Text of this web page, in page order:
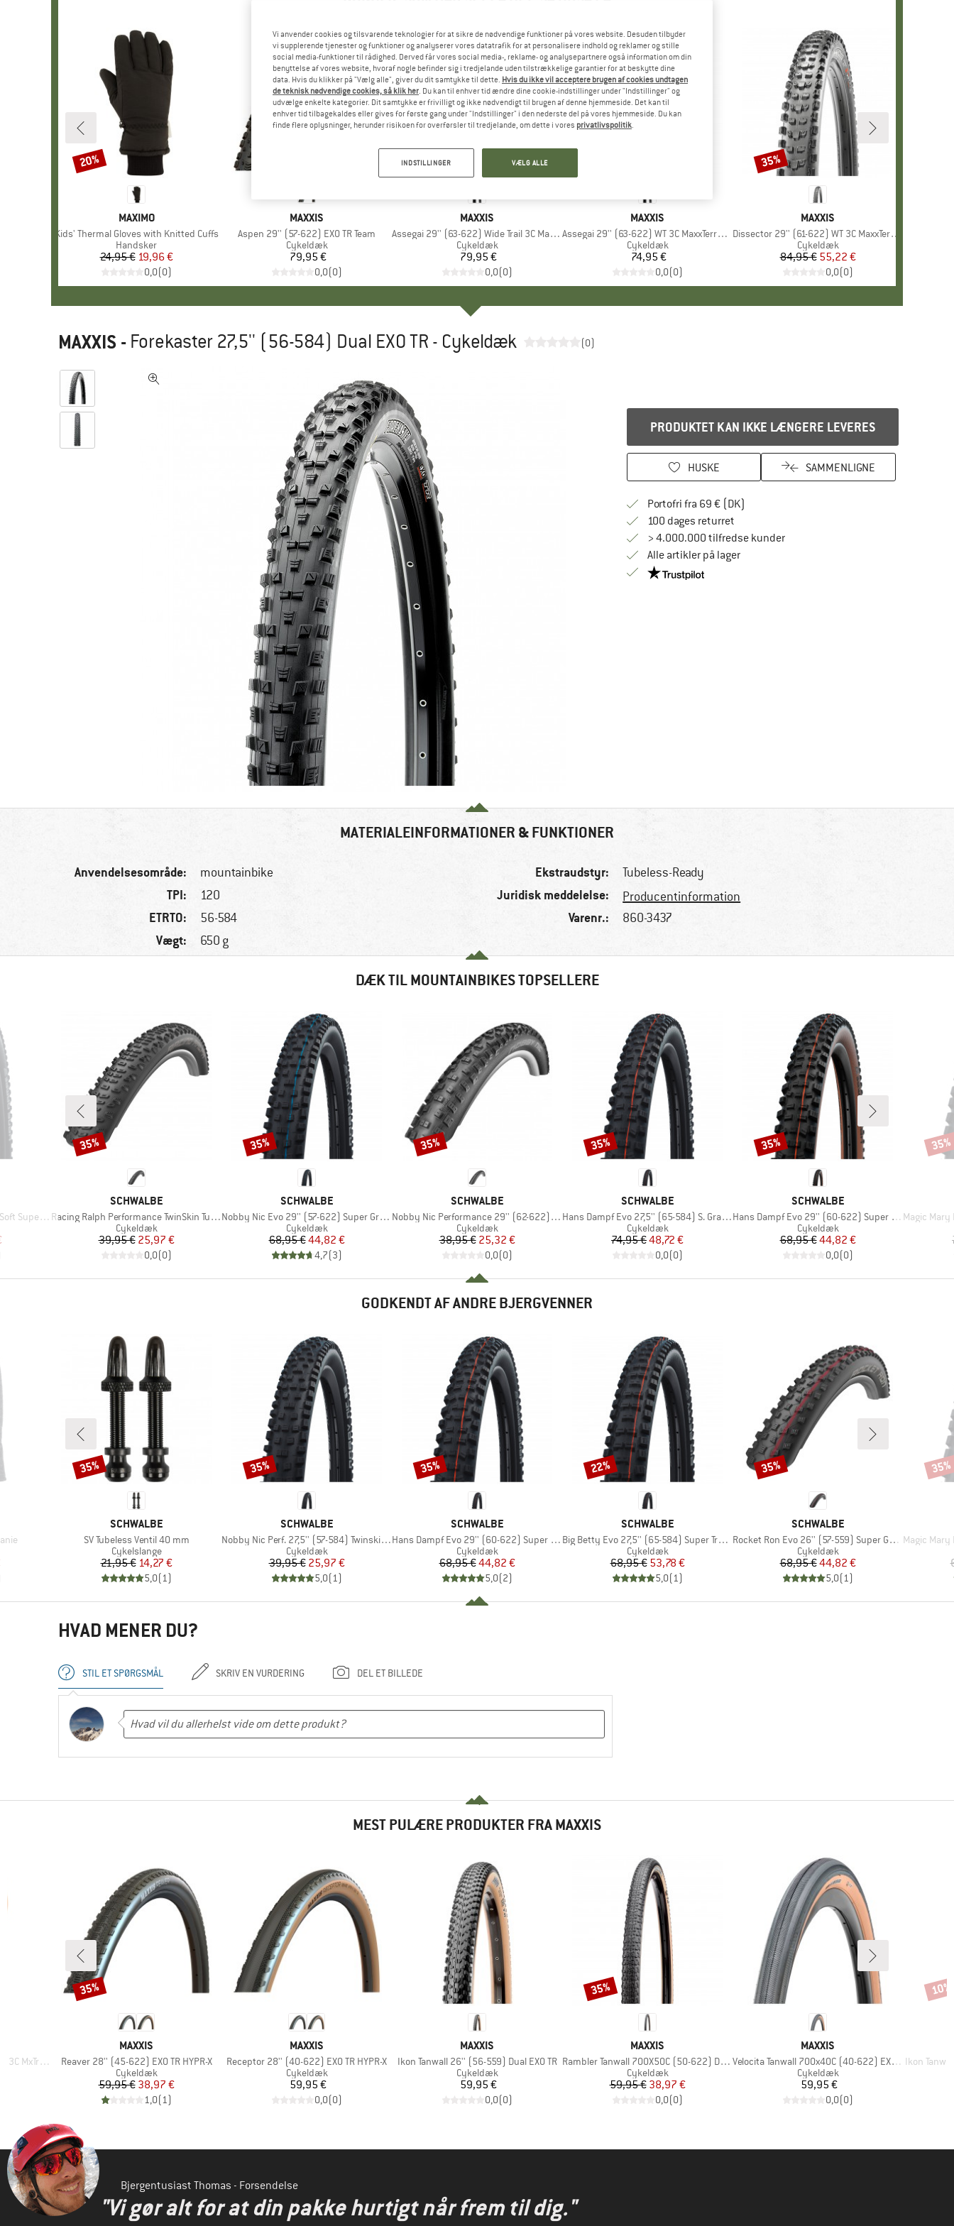
MÆRKE
MAXIMO
Artikel
Kids' Thermal Gloves with Knitted Cuffs
Produktgruppe
Handsker
Pris
24,95 € Nedsat pris
19,96 €
0,0(0)
Rabat
20%
MÆRKE
MAXXIS
Artikel
Aspen 29'' (57-622) EXO TR Team
Produktgruppe
Cykeldæk
Pris
79,95 €
0,0(0)
MÆRKE
MAXXIS
Artikel
Assegai 29'' (63-622) Wide Trail 3C MaxxGrip DH TR
Produktgruppe
Cykeldæk
Pris
79,95 €
0,0(0)
MÆRKE
MAXXIS
Artikel
Assegai 29'' (63-622) WT 3C MaxxTerra EXO TR
Produktgruppe
Cykeldæk
Pris
74,95 €
0,0(0)
MÆRKE
MAXXIS
Artikel
Dissector 29'' (61-622) WT 3C MaxxTerra DD TR
Produktgruppe
Cykeldæk
Pris
84,95 € Nedsat pris
55,22 €
0,0(0)
Rabat
35%
MAXXIS - Forekaster 27,5'' (56-584) Dual EXO TR - Cykeldæk (0)
PRODUKTET KAN IKKE LÆNGERE LEVERES
HUSKE SAMMENLIGNE
Portofri fra 69 € (DK)
100 dages returretGå til returretten her Åbnes i en infoboks
> 4.000.000 tilfredse kunder
Alle artikler på lager
Vi er Trustpilot-certificeret - oplysningerne får du
MATERIALEINFORMATIONER & FUNKTIONER
Anvendelsesområde: mountainbike
TPI: 120
ETRTO: 56-584
Vægt: 650 g
Ekstraudstyr: Tubeless-Ready
Juridisk meddelelse: Producentinformation
Varenr.: 860-3437
DÆK TIL MOUNTAINBIKES TOPSELLERE
584) TLE E-25
MÆRKE
SCHWALBE
Artikel
Racing Ralph Performance TwinSkin Tubeless 29x2,25
Produktgruppe
Cykeldæk
Pris
39,95 €Nedsat pris
25,97 €
0,0(0)
Rabat
35%
MÆRKE
SCHWALBE
Artikel
Nobby Nic Evo 29'' (57-622) Super Ground FB TLE
Produktgruppe
Cykeldæk
Pris
68,95 €Nedsat pris
44,82 €
4,7(3)
Rabat
35%
MÆRKE
SCHWALBE
Artikel
Nobby Nic Performance 29'' (62-622) Folding
Produktgruppe
Cykeldæk
Pris
38,95 €Nedsat pris
25,32 €
0,0(0)
Rabat
35%
MÆRKE
SCHWALBE
Artikel
Hans Dampf Evo 27,5'' (65-584) S. Gravity FB TLE
Produktgruppe
Cykeldæk
Pris
74,95 €Nedsat pris
48,72 €
0,0(0)
Rabat
35%
MÆRKE
SCHWALBE
Artikel
Hans Dampf Evo 29'' (60-622) Super Trail TLE
Produktgruppe
Cykeldæk
Pris
68,95 €Nedsat pris
44,82 €
0,0(0)
Rabat
35%
Artikel
Magic Mary
Rabat
35%
GODKENDT AF ANDRE BJERGVENNER
MÆRKE
SCHWALBE
Artikel
SV Tubeless Ventil 40 mm
Produktgruppe
Cykelslange
Pris
21,95 €Nedsat pris
14,27 €
5,0(1)
Rabat
35%
MÆRKE
SCHWALBE
Artikel
Nobby Nic Perf. 27,5'' (57-584) Twinskin FB TLR
Produktgruppe
Cykeldæk
Pris
39,95 €Nedsat pris
25,97 €
5,0(1)
Rabat
35%
MÆRKE
SCHWALBE
Artikel
Hans Dampf Evo 29'' (60-622) Super Trail FB TLE
Produktgruppe
Cykeldæk
Pris
68,95 €Nedsat pris
44,82 €
5,0(2)
Rabat
35%
MÆRKE
SCHWALBE
Artikel
Big Betty Evo 27,5'' (65-584) Super Trail TLE
Produktgruppe
Cykeldæk
Pris
68,95 €Nedsat pris
53,78 €
5,0(1)
Rabat
22%
MÆRKE
SCHWALBE
Artikel
Rocket Ron Evo 26'' (57-559) Super Ground TLE
Produktgruppe
Cykeldæk
Pris
68,95 €Nedsat pris
44,82 €
5,0(1)
Rabat
35%
Artikel
Magic Mary
Rabat
35%
HVAD MENER DU?
STIL ET SPØRGSMÅL SKRIV EN VURDERING DEL ET BILLEDE
MEST PULÆRE PRODUKTER FRA MAXXIS
EXO TR
MÆRKE
MAXXIS
Artikel
Reaver 28'' (45-622) EXO TR HYPR-X
Produktgruppe
Cykeldæk
Pris
59,95 €Nedsat pris
38,97 €
1,0(1)
Rabat
35%
MÆRKE
MAXXIS
Artikel
Receptor 28'' (40-622) EXO TR HYPR-X
Produktgruppe
Cykeldæk
Pris
59,95 €
0,0(0)
MÆRKE
MAXXIS
Artikel
Ikon Tanwall 26'' (56-559) Dual EXO TR
Produktgruppe
Cykeldæk
Pris
59,95 €
0,0(0)
MÆRKE
MAXXIS
Artikel
Rambler Tanwall 700X50C (50-622) Dual EXO TR
Produktgruppe
Cykeldæk
Pris
59,95 €Nedsat pris
38,97 €
0,0(0)
Rabat
35%
MÆRKE
MAXXIS
Artikel
Velocita Tanwall 700x40C (40-622) EXO TR
Produktgruppe
Cykeldæk
Pris
59,95 €
0,0(0)
Artikel
Ikon
Rabat
10%
Bjergentusiast Thomas - Forsendelse
"Vi gør alt for at din pakke hurtigt når frem til dig."
Vi anvender cookies og tilsvarende teknologier for at sikre de nødvendige funktioner på vores website. Desuden tilbyder
vi supplerende tjenester og funktioner og analyserer vores datatrafik for at personalisere indhold og reklamer og stille
social media-funktioner til rådighed. Derved får vores social media-, reklame- og analysepartnere også information om din
benyttelse af vores website, hvoraf nogle befinder sig i tredjelande uden tilstrækkelige garantier for at beskytte dine
data. Hvis du klikker på "Vælg alle", giver du dit samtykke til dette. Hvis du ikke vil acceptere brugen af cookies undtagen
de teknisk nødvendige cookies, så klik her. Du kan til enhver tid ændre dine cookie-indstillinger under "Indstillinger" og
udvælge enkelte kategorier. Dit samtykke er frivilligt og ikke nødvendigt til brugen af denne hjemmeside. Det kan til
enhver tid tilbagekaldes eller gives for første gang under "Indstillinger" i den nederste del på vores hjemmeside. Du kan
finde flere oplysninger, herunder risikoen for overførsler til tredjelande, om dette i vores privatlivspolitik.
INDSTILLINGER VÆLG ALLE